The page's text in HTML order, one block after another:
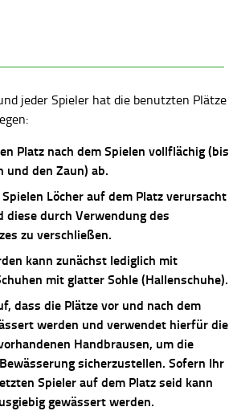
jeder Spieler hat die benutzten Plätze
Platz nach dem Spielen vollflächig (bis
und den Zaun) ab.
Löcher auf dem Platz verursacht
diese durch Verwendung des
zu verschließen.
kann zunächst lediglich mit
mit glatter Sohle (Hallenschuhe).
dass die Plätze vor und nach dem
werden und verwendet hierfür die
Handbrausen, um die
sicherzustellen. Sofern Ihr
Spieler auf dem Platz seid kann
gewässert werden.